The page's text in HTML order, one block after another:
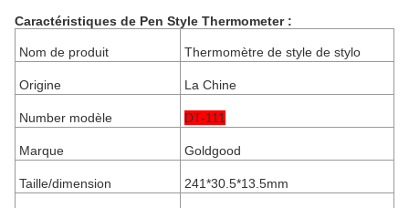
Caractéristiques de Pen Style Thermometer :
Nom de produit Thermomètre de style de stylo
Origine La Chine
Number modèle DT-111
Marque Goldgood
Taille/dimension 241*30.5*13.5mm